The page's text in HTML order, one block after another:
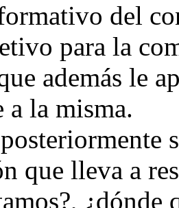
del
para la
además le
a la misma.
que lleva a
¿dónde